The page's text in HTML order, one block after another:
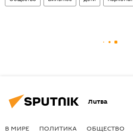
Литва
В МИРЕ ПОЛИТИКА ОБЩЕСТВО